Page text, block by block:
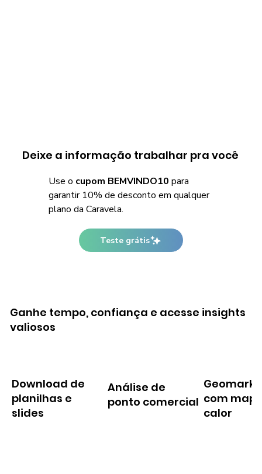
Deixe a informação trabalhar pra você
Use o cupom BEMVINDO10 para
garantir 10% de desconto em qualquer
plano da Caravela.
Teste grátis
Download de
planilhas e
slides
Análise de
ponto comercial com
calor
Ganhe tempo, confiança e acesse insights
valiosos